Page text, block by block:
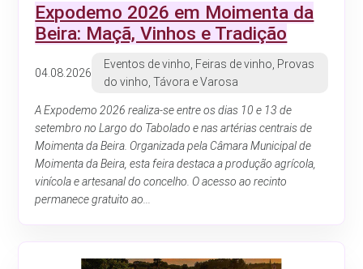
Expodemo 2026 em Moimenta da
Beira: Maçã, Vinhos e Tradição
04.08.2026
Eventos de vinho, Feiras de vinho, Provas
do vinho, Távora e Varosa
A Expodemo 2026 realiza-se entre os dias 10 e 13 de
setembro no Largo do Tabolado e nas artérias centrais de
Moimenta da Beira. Organizada pela Câmara Municipal de
Moimenta da Beira, esta feira destaca a produção agrícola,
vinícola e artesanal do concelho. O acesso ao recinto
permanece gratuito ao...